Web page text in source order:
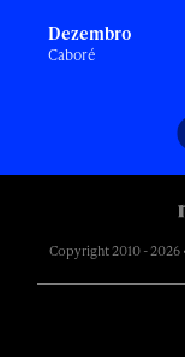
Dezembro
Caboré
Copyright 2010 -